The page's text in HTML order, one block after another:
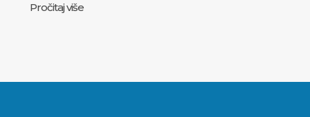
Pročitaj više